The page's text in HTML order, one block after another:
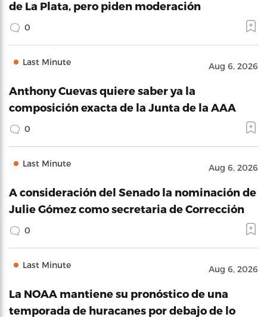
de La Plata, pero piden moderación
0
Last Minute Aug 6, 2026
Anthony Cuevas quiere saber ya la
composición exacta de la Junta de la AAA
0
Last Minute Aug 6, 2026
A consideración del Senado la nominación de
Julie Gómez como secretaria de Corrección
0
Last Minute Aug 6, 2026
La NOAA mantiene su pronóstico de una
temporada de huracanes por debajo de lo